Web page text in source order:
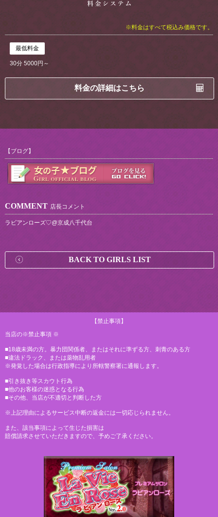
※料金はすべて税込み価格です。
最低料金
30分 5000円～
料金の詳細はこちら
【ブログ】
COMMENT 店長コメント
ラビアンローズ♡@京成八千代台
BACK TO GIRLS LIST
【禁止事項】
当店の※禁止事項 ※
■18歳未満の方。暴力団関係者、またはそれに準ずる方、刺青のある方
■違法ドラック、または薬物乱用者
※発覚した場合は行政指導により所轄警察署に通報します。
■引き抜き等スカウト行為
■他のお客様の迷惑となる行為
■その他、当店が不適切と判断した方
※上記理由によるサービス中断の返金には一切応じられません。
また、該当事項によって生じた損害は
賠償請求させていただきますので、予めご了承ください。